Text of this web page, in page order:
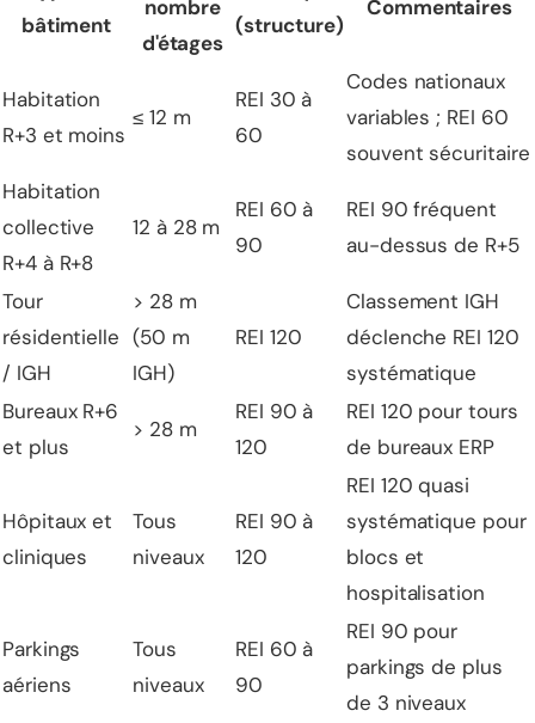
bâtiment
nombre
d'étages
(structure)
Commentaires
Habitation
R+3 et moins
≤ 12 m
REI 30 à
60
Codes nationaux
variables ; REI 60
souvent sécuritaire
Habitation
collective
R+4 à R+8
12 à 28 m
REI 60 à
90
REI 90 fréquent
au-dessus de R+5
Tour
résidentielle
/ IGH
> 28 m
(50 m
IGH)
REI 120
Classement IGH
déclenche REI 120
systématique
Bureaux R+6
et plus
> 28 m
REI 90 à
120
REI 120 pour tours
de bureaux ERP
Hôpitaux et
cliniques
Tous
niveaux
REI 90 à
120
REI 120 quasi
systématique pour
blocs et
hospitalisation
Parkings
aériens
Tous
niveaux
REI 60 à
90
REI 90 pour
parkings de plus
de 3 niveaux